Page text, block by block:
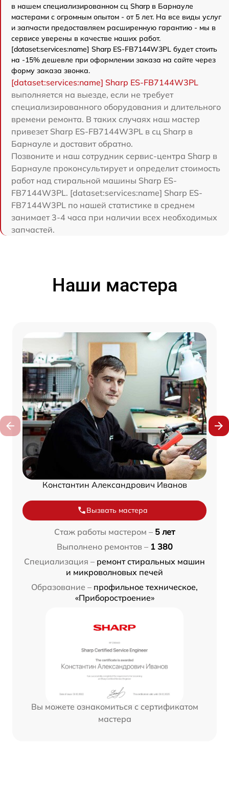
в нашем специализированном сц Sharp в Барнауле
мастерами с огромным опытом - от 5 лет. На все виды услуг
и запчасти предоставляем расширенную гарантию - мы в
сервисе уверены в качестве наших работ.
[dataset:services:name] Sharp ES-FB7144W3PL будет стоить
на -15% дешевле при оформлении заказа на сайте через
форму заказа звонка.
[dataset:services:name] Sharp ES-FB7144W3PL
выполняется на выезде, если не требует
специализированного оборудования и длительного
времени ремонта. В таких случаях наш мастер
привезет Sharp ES-FB7144W3PL в сц Sharp в
Барнауле и доставит обратно.
Позвоните и наш сотрудник сервис-центра Sharp в
Барнауле проконсультирует и определит стоимость
работ над стиральной машины Sharp ES-
FB7144W3PL. [dataset:services:name] Sharp ES-
FB7144W3PL по нашей статистике в среднем
занимает 3-4 часа при наличии всех необходимых
запчастей.
Наши мастера
Константин Александрович Иванов
Вызвать мастера
Стаж работы мастером – 5 лет
Выполнено ремонтов – 1 380
Специализация – ремонт стиральных машин
и микроволновых печей
Образование – профильное техническое,
«Приборостроение»
Вы можете ознакомиться с сертификатом
мастера